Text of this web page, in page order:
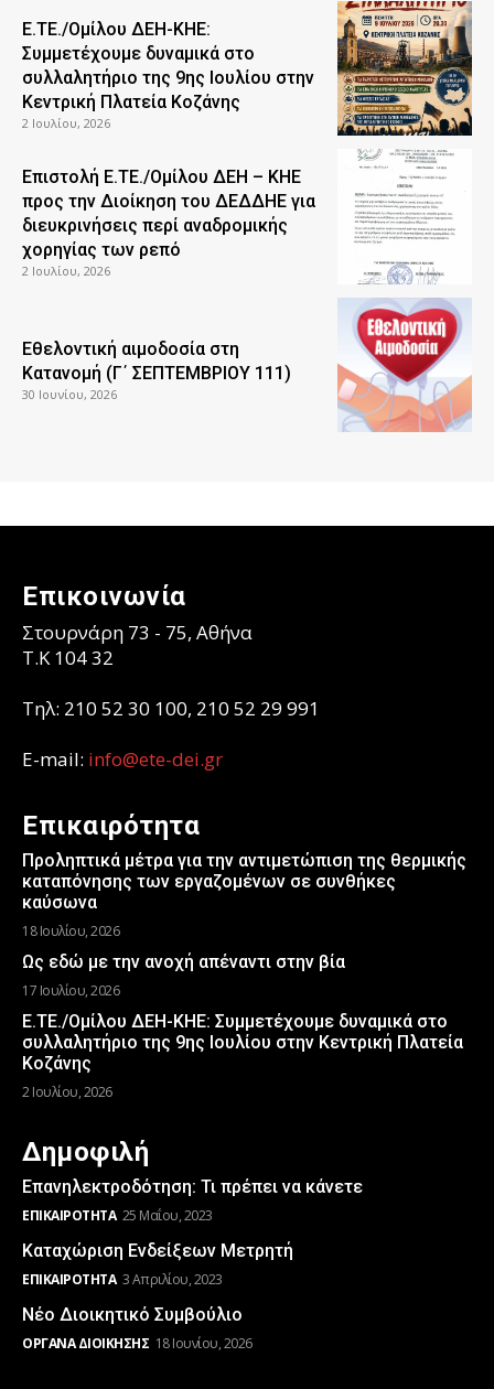
Ε.ΤΕ./Ομίλου ΔΕΗ-ΚΗΕ:
Συμμετέχουμε δυναμικά στο
συλλαλητήριο της 9ης Ιουλίου στην
Κεντρική Πλατεία Κοζάνης
2 Ιουλίου, 2026
Επιστολή Ε.ΤΕ./Ομίλου ΔΕΗ – ΚΗΕ
προς την Διοίκηση του ΔΕΔΔΗΕ για
διευκρινήσεις περί αναδρομικής
χορηγίας των ρεπό
2 Ιουλίου, 2026
Εθελοντική αιμοδοσία στη
Κατανομή (Γ΄ ΣΕΠΤΕΜΒΡΙΟΥ 111)
30 Ιουνίου, 2026
Επικοινωνία
Στουρνάρη 73 - 75, Αθήνα
T.K 104 32
Τηλ: 210 52 30 100, 210 52 29 991
E-mail: info@ete-dei.gr
Επικαιρότητα
Προληπτικά μέτρα για την αντιμετώπιση της θερμικής
καταπόνησης των εργαζομένων σε συνθήκες
καύσωνα
18 Ιουλίου, 2026
Ως εδώ με την ανοχή απέναντι στην βία
17 Ιουλίου, 2026
Ε.ΤΕ./Ομίλου ΔΕΗ-ΚΗΕ: Συμμετέχουμε δυναμικά στο
συλλαλητήριο της 9ης Ιουλίου στην Κεντρική Πλατεία
Κοζάνης
2 Ιουλίου, 2026
Δημοφιλή
Επανηλεκτροδότηση: Τι πρέπει να κάνετε
ΕΠΙΚΑΙΡΌΤΗΤΑ 25 Μαΐου, 2023
Καταχώριση Ενδείξεων Μετρητή
ΕΠΙΚΑΙΡΌΤΗΤΑ 3 Απριλίου, 2023
Νέο Διοικητικό Συμβούλιο
ΌΡΓΑΝΑ ΔΙΟΊΚΗΣΗΣ 18 Ιουνίου, 2026